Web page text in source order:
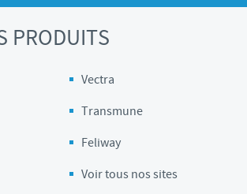
PRODUITS
Vectra
Transmune
Feliway
Voir tous nos sites